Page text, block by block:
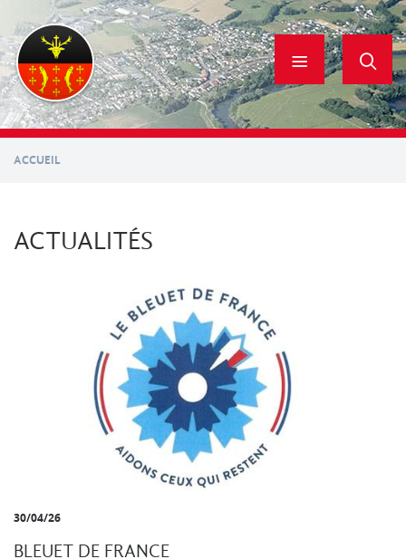
contenu
principal
ACCUEIL
ACTUALITÉS
30/04/26
BLEUET DE FRANCE